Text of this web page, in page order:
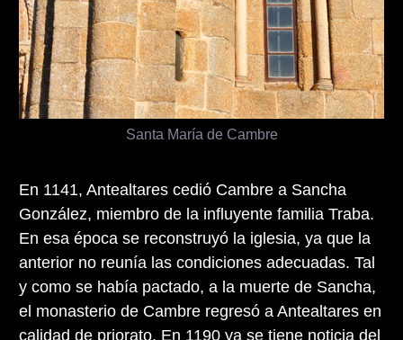
Santa María de Cambre
En 1141, Antealtares cedió Cambre a Sancha
González, miembro de la influyente familia Traba.
En esa época se reconstruyó la iglesia, ya que la
anterior no reunía las condiciones adecuadas. Tal
y como se había pactado, a la muerte de Sancha,
el monasterio de Cambre regresó a Antealtares en
calidad de priorato. En 1190 ya se tiene noticia del